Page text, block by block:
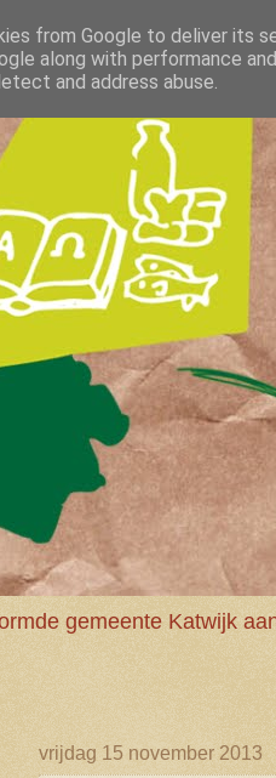
gemeente Katwijk
vrijdag 15 november 2013
from Google to deliver its
along with performance
and address abuse.